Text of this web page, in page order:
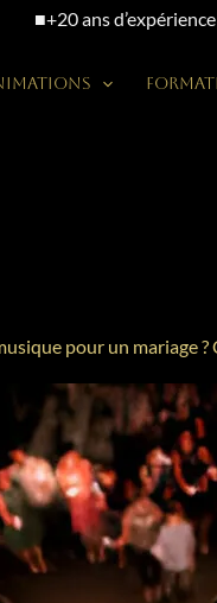
■+20 ans d’expérience
pour un mariage